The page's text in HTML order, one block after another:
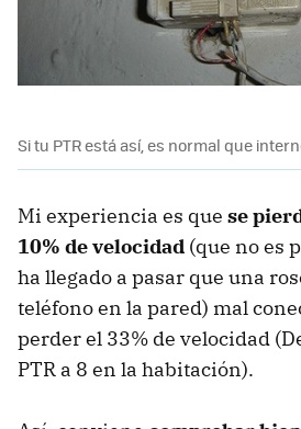
Si tu PTR está así, es normal que
Mi experiencia es que se
10% de velocidad (que no es
ha llegado a pasar que una
teléfono en la pared) mal
perder el 33% de velocidad
PTR a 8 en la habitación).